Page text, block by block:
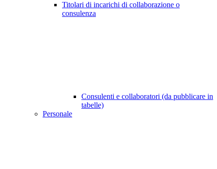
Titolari di incarichi di collaborazione o
consulenza
Consulenti e collaboratori (da pubblicare in
tabelle)
Personale